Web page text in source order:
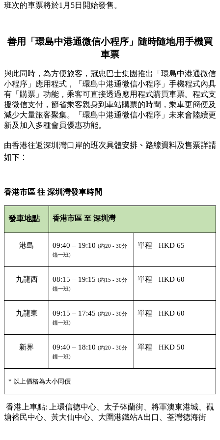
班次的車票將於1 月 5日開始發售。
善用 「環島中港通微信小程序」 隨時隨地用手機買
車票
與此同時，為方便旅客，冠忠巴士集團推出「環島中港通微信
小程序」
應用程式， 「 環島中港通微信小程序」 手機程式內具
有「購票」功能，乘客可直接透過應用程式購買車票。程式支
援微信支付，節省乘客親身到車站購票的時間，乘車更簡便及
減少大量旅客聚集。
「環島中港通微信小程序」 未來會陸續更
新及加入多種會員優惠功能。
由香港往返深圳灣口岸的班次具體安排、路線資料及售票詳請
如下：
香港市區 往 深圳灣發車時間
發車地點 香港市區 至 深圳灣
港島 09:40 – 19:10(約20 - 30分
鐘一班)
單程 HKD 65
九龍西 08:15 – 19:15(約15 - 30分
鐘一班)
單程 HKD 60
九龍東 09:15 – 17:45(約20 - 30分
鐘一班)
單程 HKD 60
新界 09:40 – 18:10(約20 - 30分
鐘一班)
單程 HKD 50
* 以上價格為大小同價
香港上車點:
上環信德中心、太子砵蘭街、將軍澳東港城、觀
塘裕民中心、黃大仙中心、 大圍港鐵站A出口、荃灣德海街